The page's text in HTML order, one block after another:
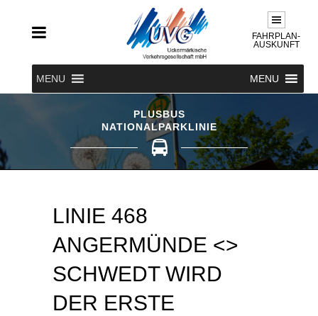
FAHRPLAN-
AUSKUNFT
MENU MENU
PLUSBUS
NATIONALPARKLINIE
LINIE 468
ANGERMÜNDE <>
SCHWEDT WIRD
DER ERSTE